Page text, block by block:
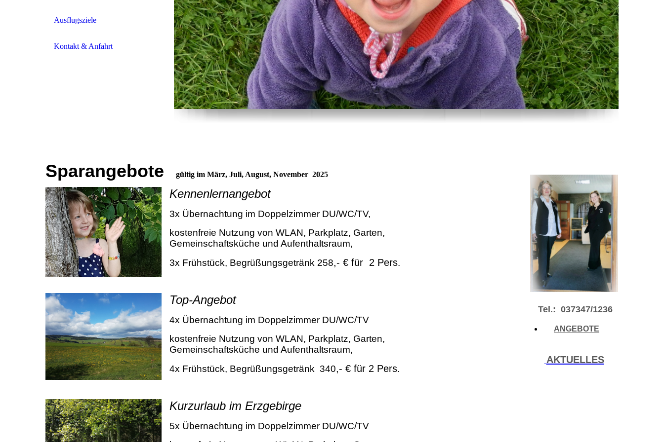
Ausflugsziele
Kontakt & Anfahrt
Sparangebote gültig im März, Juli, August, November 2025
Kennenlernangebot
3x Übernachtung im Doppelzimmer DU/WC/TV,
kostenfreie Nutzung von WLAN, Parkplatz, Garten,
Gemeinschaftsküche und Aufenthaltsraum,
3x Frühstück, Begrüßungsgetränk 258,- € für 2 Pers.
Top-Angebot
4x Übernachtung im Doppelzimmer DU/WC/TV
kostenfreie Nutzung von WLAN, Parkplatz, Garten,
Gemeinschaftsküche und Aufenthaltsraum,
4x Frühstück, Begrüßungsgetränk 340,- € für 2 Pers.
Kurzurlaub im Erzgebirge
5x Übernachtung im Doppelzimmer DU/WC/TV
Tel.: 037347/1236
ANGEBOTE
AKTUELLES